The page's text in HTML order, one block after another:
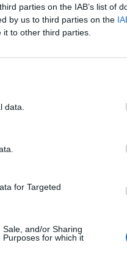
parties on the IAB’s list of
by us to third parties on the
to other third parties.
data.
for Targeted
and/or Sharing
for which it
valstybės pagalbos
gavo keletą pastabų,
jo strateginė
tikslams“.
dėl savo energijos